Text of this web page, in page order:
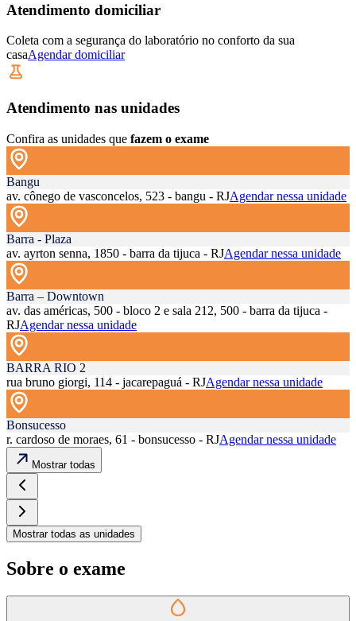
Atendimento domiciliar
Coleta com a segurança do laboratório no conforto da sua
casaAgendar domiciliar
Atendimento nas unidades
Confira as unidades que fazem o exame
Bangu
av. cônego de vasconcelos, 523 - bangu - RJAgendar nessa unidade
Barra - Plaza
av. ayrton senna, 1850 - barra da tijuca - RJAgendar nessa unidade
Barra – Downtown
av. das américas, 500 - bloco 2 e sala 212, 500 - barra da tijuca -
RJAgendar nessa unidade
BARRA RIO 2
rua bruno giorgi, 114 - jacarepaguá - RJAgendar nessa unidade
Bonsucesso
r. cardoso de moraes, 61 - bonsucesso - RJAgendar nessa unidade
Mostrar todas
Mostrar todas as unidades
Sobre o exame